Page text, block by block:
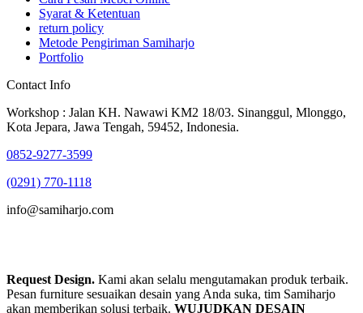
Syarat & Ketentuan
return policy
Metode Pengiriman Samiharjo
Portfolio
Contact Info
Workshop : Jalan KH. Nawawi KM2 18/03. Sinanggul, Mlonggo,
Kota Jepara, Jawa Tengah, 59452, Indonesia.
0852-9277-3599
(0291) 770-1118
info@samiharjo.com
Request Design. Kami akan selalu mengutamakan produk terbaik.
Pesan furniture sesuaikan desain yang Anda suka, tim Samiharjo
akan memberikan solusi terbaik. WUJUDKAN DESAIN